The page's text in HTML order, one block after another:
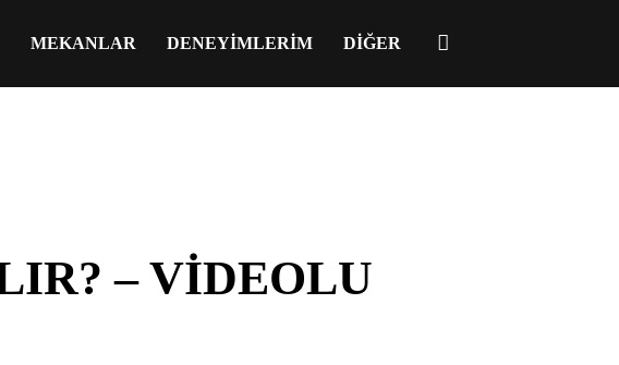
MEKANLAR DENEYIMLERIM DIĞER
– VIDEOLU